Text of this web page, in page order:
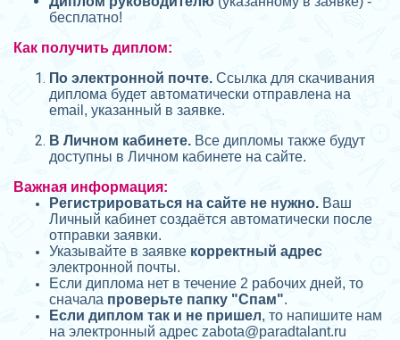
бесплатно!
Как получить диплом:
По электронной почте. Ссылка для скачивания
диплома будет автоматически отправлена на
email, указанный в заявке.
В Личном кабинете. Все дипломы также будут
доступны в Личном кабинете на сайте.
Важная информация:
Регистрироваться на сайте не нужно. Ваш
Личный кабинет создаётся автоматически после
отправки заявки.
Указывайте в заявке корректный адрес
электронной почты.
Если диплома нет в течение 2 рабочих дней, то
сначала проверьте папку "Спам".
Если диплом так и не пришел, то напишите нам
на электронный адрес zabota@paradtalant.ru